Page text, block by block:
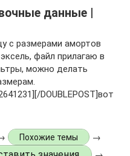
данные |
с размерами амортов
файл прилагаю в
можно делать
DOUBLEPOST]вот
Похожие темы →